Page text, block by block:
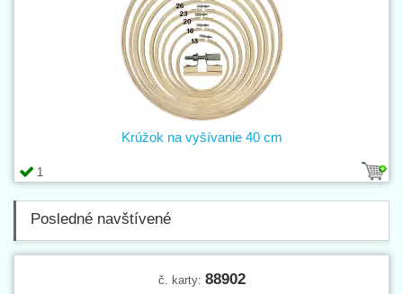
1
Krúžok na vyšívanie 40 cm
Posledné navštívené
č. karty: 88902